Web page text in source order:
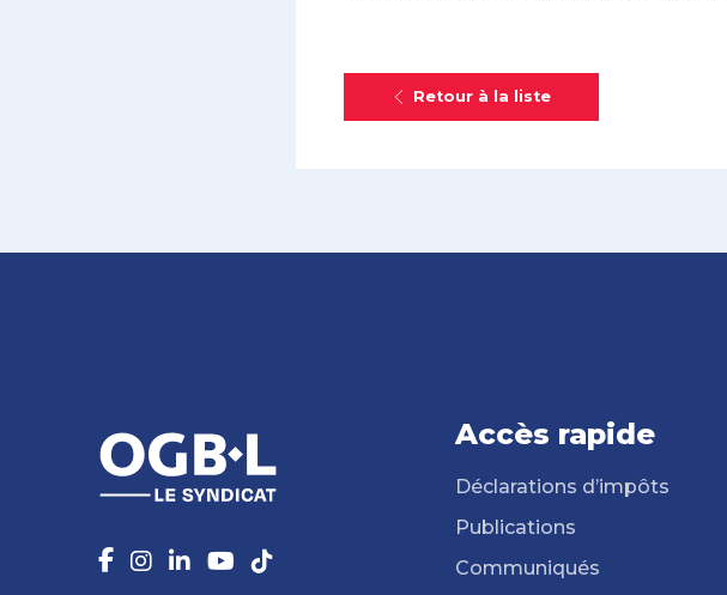
Retour à la liste
Accès rapide
Déclarations d’impôts
Publications
Communiqués